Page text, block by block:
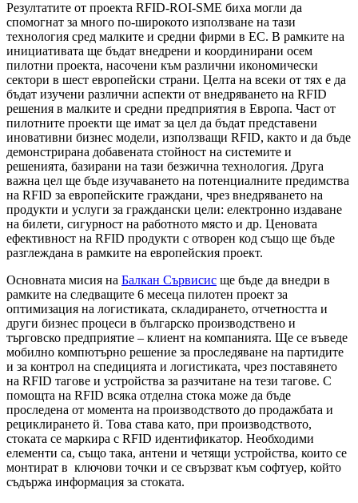
Резултатите от проекта RFID-ROI-SME биха могли да
спомогнат за много по-широкото използване на тази
технология сред малките и средни фирми в ЕС. В рамките на
инициативата ще бъдат внедрени и координирани осем
пилотни проекта, насочени към различни икономически
сектори в шест европейски страни. Целта на всеки от тях е да
бъдат изучени различни аспекти от внедряването на RFID
решения в малките и средни предприятия в Европа. Част от
пилотните проекти ще имат за цел да бъдат представени
иновативни бизнес модели, използващи RFID, както и да бъде
демонстрирана добавената стойност на системите и
решенията, базирани на тази безжична технология. Друга
важна цел ще бъде изучаването на потенциалните предимства
на RFID за европейските граждани, чрез внедряването на
продукти и услуги за граждански цели: електронно издаване
на билети, сигурност на работното място и др. Ценовата
ефективност на RFID продукти с отворен код също ще бъде
разглеждана в рамките на европейския проект.
Основната мисия на Балкан Сървисис ще бъде да внедри в
рамките на следващите 6 месеца пилотен проект за
оптимизация на логистиката, складирането, отчетността и
други бизнес процеси в българско производствено и
търговско предприятие – клиент на компанията. Ще се въведе
мобилно компютърно решение за проследяване на партидите
и за контрол на спедицията и логистиката, чрез поставянето
на RFID тагове и устройства за разчитане на тези тагове. С
помощта на RFID всяка отделна стока може да бъде
проследена от момента на производството до продажбата и
рециклирането й. Това става като, при производството,
стоката се маркира с RFID идентификатор. Необходими
елементи са, също така, антени и четящи устройства, които се
монтират в ключови точки и се свързват към софтуер, който
съдържа информация за стоката.